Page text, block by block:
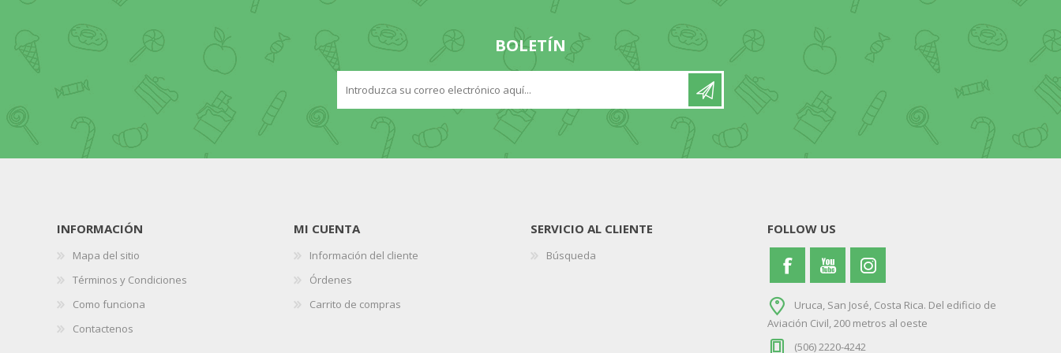
BOLETÍN
INFORMACIÓN
Mapa del sitio
Términos y Condiciones
Como funciona
Contactenos
MI CUENTA
Información del cliente
Órdenes
Carrito de compras
SERVICIO AL CLIENTE
Búsqueda
FOLLOW US
Uruca, San José, Costa Rica. Del edificio de
Aviación Civil, 200 metros al oeste
(506) 2220-4242